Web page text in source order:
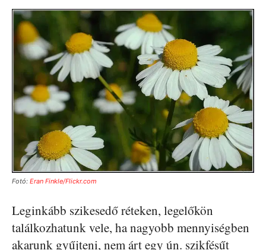
Fotó: Eran Finkle/Flickr.com
Leginkább szikesedő réteken, legelőkön
találkozhatunk vele, ha nagyobb mennyiségben
akarunk gyűjteni, nem árt egy ún. szikfésűt